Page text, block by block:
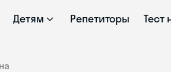
Детям Репетиторы Тест